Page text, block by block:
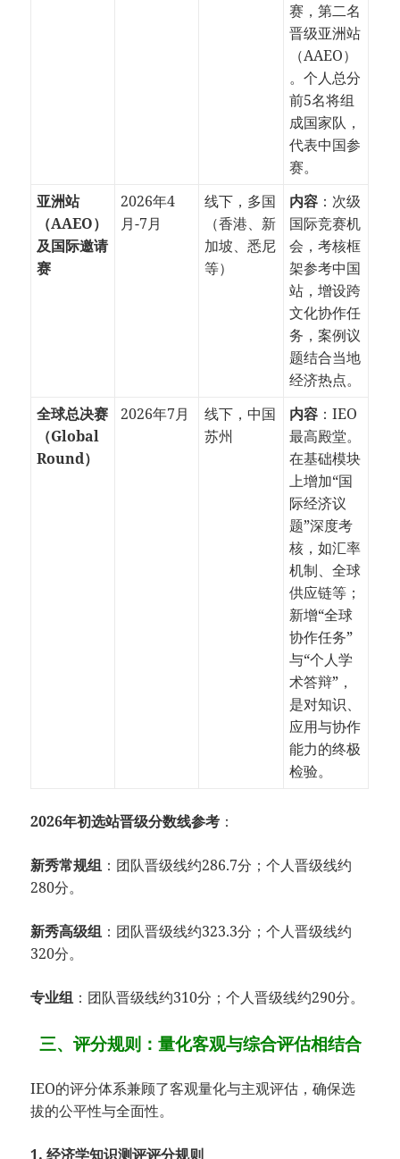
赛，第二名
晋级亚洲站
（AAEO）
。个人总分
前5名将组
成国家队，
代表中国参
赛。
亚洲站
（AAEO）
及国际邀请
赛
2026年4
月-7月
线下，多国
（香港、新
加坡、悉尼
等）
内容 ：次级
国际竞赛机
会，考核框
架参考中国
站，增设跨
文化协作任
务，案例议
题结合当地
经济热点。
全球总决赛
（Global
Round）
2026年7月
线下，中国
苏州
内容 ：IEO
最高殿堂。
在基础模块
上增加“国
际经济议
题”深度考
核，如汇率
机制、全球
供应链等；
新增“全球
协作任务”
与“个人学
术答辩”，
是对知识、
应用与协作
能力的终极
检验。
2026年初选站晋级分数线参考 ：
新秀常规组 ：团队晋级线约286.7分；个人晋级线约
280分。
新秀高级组 ：团队晋级线约323.3分；个人晋级线约
320分。
专业组 ：团队晋级线约310分；个人晋级线约290分。
三、评分规则：量化客观与综合评估相结合
IEO的评分体系兼顾了客观量化与主观评估，确保选
拔的公平性与全面性。
1. 经济学知识测评评分规则